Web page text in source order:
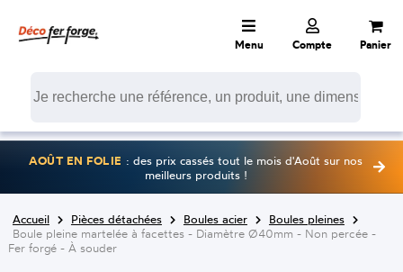
Menu Compte Panier
AOÛT EN FOLIE : des prix cassés tout le mois d'Août sur nos
meilleurs produits !
Accueil Pièces détachées Boules acier
Boules pleines
Boule pleine martelée à facettes - Diamètre Ø40mm - Non percée -
Fer forgé - À souder